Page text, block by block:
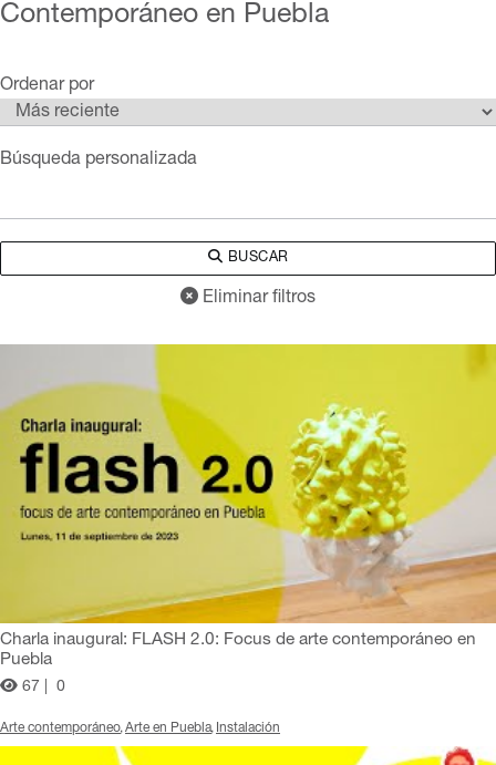
Contemporáneo en Puebla
Ordenar por
Búsqueda personalizada
BUSCAR
Eliminar filtros
Charla inaugural: FLASH 2.0: Focus de arte contemporáneo en
Puebla
67 | 0
Arte contemporáneo Arte en Puebla Instalación